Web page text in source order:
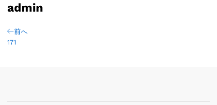
admin
前へ
171